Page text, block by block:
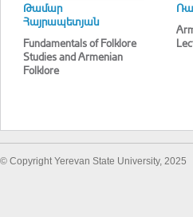
Թամար
Հայրապետյան
Fundamentals of Folklore
Studies and Armenian
Folklore
© Copyright Yerevan State University, 2025